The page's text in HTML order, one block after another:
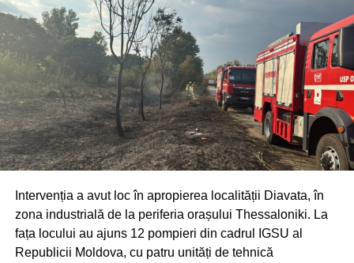
În dosar este cercetat în stare de libertate un cetățean al
Republicii Moldova, în vârstă de 38 de ani.
Oamenii legii continuă acțiunile procesual-penale pentru
circumstanțelor și identificarea tuturor persoanelor
implicate.
Intervenția a avut loc în apropierea localității Diavata, în
zona industrială de la periferia orașului Thessaloniki. La
fața locului au ajuns 12 pompieri din cadrul IGSU al
Republicii Moldova, cu patru unități de tehnică